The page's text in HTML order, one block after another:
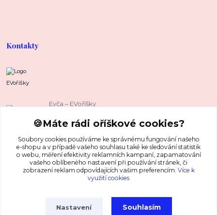
Kontakty
EVoříšky
Evča – EVoříšky
(Po-Pá, 8-16 hod.)
evca@evorisky.cz
🍪Máte rádi oříškové cookies?
Soubory cookies používáme ke správnému fungování našeho
e-shopu a v případě vašeho souhlasu také ke sledování statistik
o webu, měření efektivity reklamních kampaní, zapamatování
vašeho oblíbeného nastavení při používání stránek, či
zobrazení reklam odpovídajících vašim preferencím. Více k
využití cookies
Nastavení Souhlasím